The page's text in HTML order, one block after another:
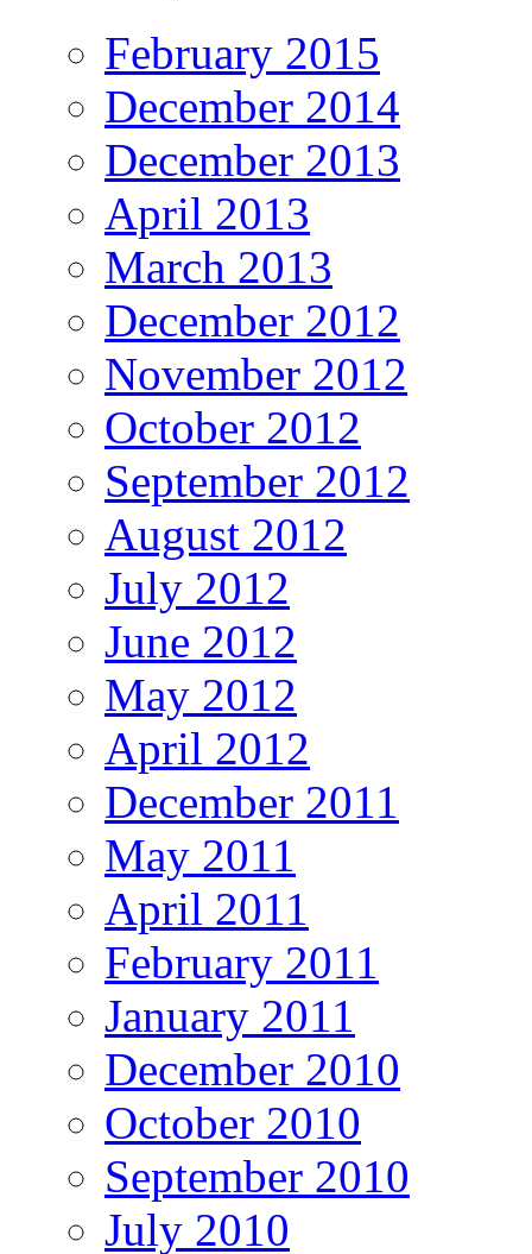
February 2015
December 2014
December 2013
April 2013
March 2013
December 2012
November 2012
October 2012
September 2012
August 2012
July 2012
June 2012
May 2012
April 2012
December 2011
May 2011
April 2011
February 2011
January 2011
December 2010
October 2010
September 2010
July 2010